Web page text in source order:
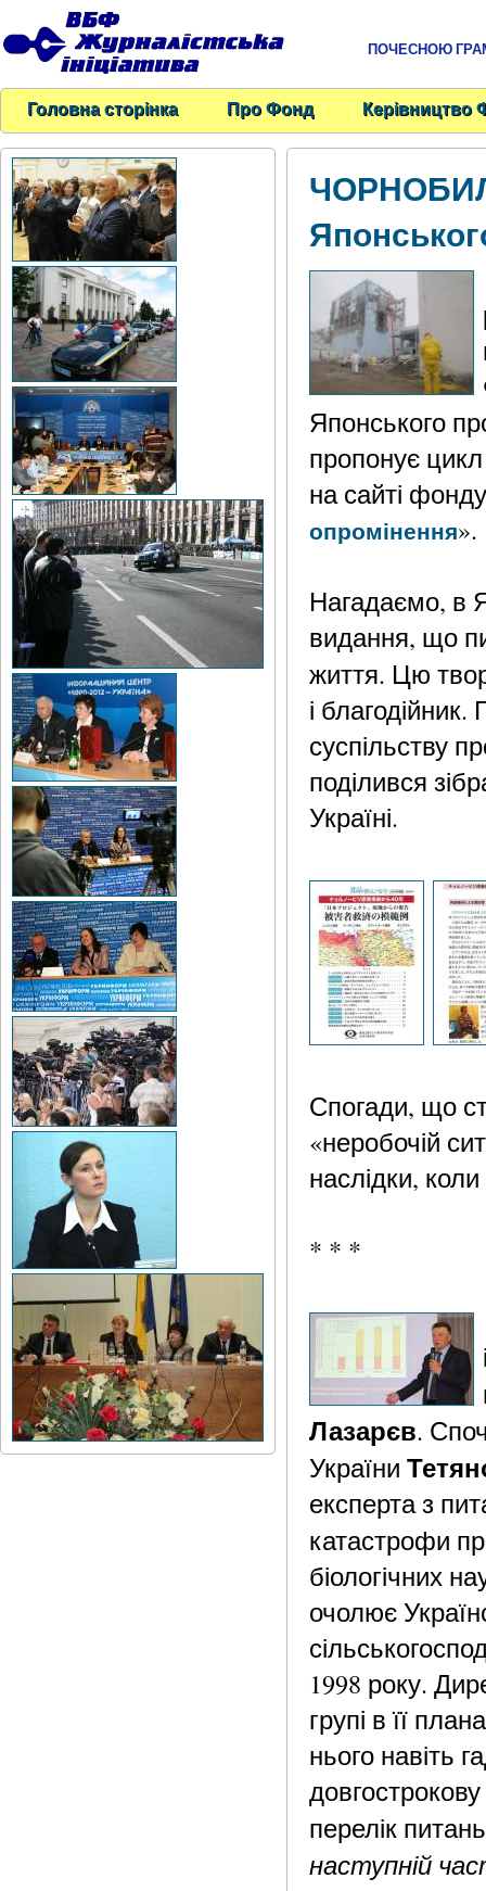
ПОЧЕСНОЮ
Головна сторінка Про Фонд Керівництво
Японського
пропонує
на сайті
опромінення».
Нагадаємо, в
видання, що
життя. Цю
і
суспільству
поділився
Україні.
Спогади, що
«неробочій
наслідки,
* * *
Лазарєв.
України
експерта з
катастрофи
біологічних
очолює
1998 року.
групі в її
нього навіть
перелік
наступній